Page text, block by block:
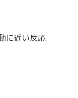
に近い反応